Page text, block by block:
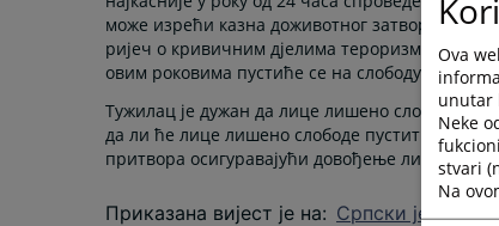
може изрећи казна доживотног затвора, лице
ријеч о кривичним дјелима тероризма, у
овим роковима пустиће се на слободу.
Тужилац је дужан да лице лишено слободе
да ли ће лице лишено слободе пустити на
притвора осигуравајући довођење лица пред
Приказана вијест је на: Српски језик
Ova
unutar
Neke
stvari
Na